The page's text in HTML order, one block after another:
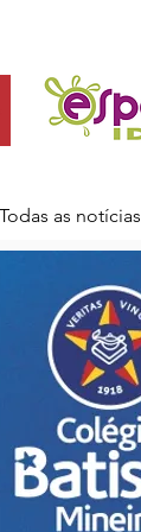
Todas as notícias